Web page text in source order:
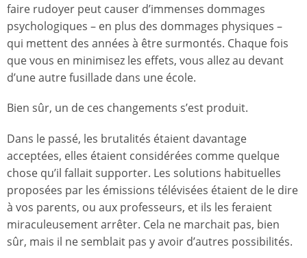
faire rudoyer peut causer d’immenses dommages
psychologiques – en plus des dommages physiques –
qui mettent des années à être surmontés. Chaque fois
que vous en minimisez les effets, vous allez au devant
d’une autre fusillade dans une école.
Bien sûr, un de ces changements s’est produit.
Dans le passé, les brutalités étaient davantage
acceptées, elles étaient considérées comme quelque
chose qu’il fallait supporter. Les solutions habituelles
proposées par les émissions télévisées étaient de le dire
à vos parents, ou aux professeurs, et ils les feraient
miraculeusement arrêter. Cela ne marchait pas, bien
sûr, mais il ne semblait pas y avoir d’autres possibilités.